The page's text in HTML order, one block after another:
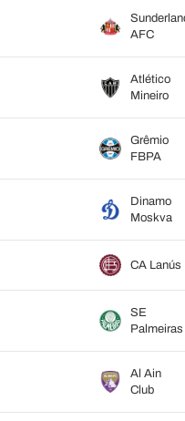
AFC
Atlético
Mineiro
Grêmio
FBPA
Dinamo
Moskva
CA Lanús
SE
Palmeiras
Al Ain
Club